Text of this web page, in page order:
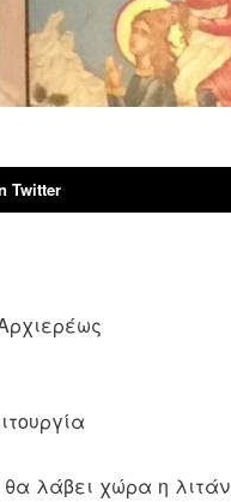
Twitter
λάβει χώρα η